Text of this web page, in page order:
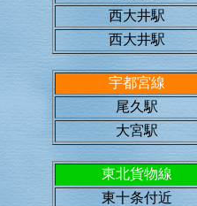
西大井駅
西大井駅
宇都宮線
尾久駅
大宮駅
東北貨物線
東十条付近